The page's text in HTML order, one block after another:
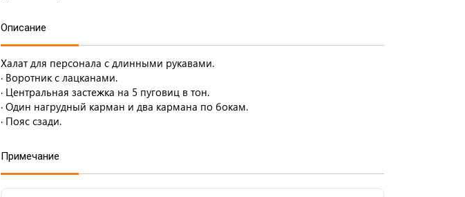
Описание
Халат для персонала с длинными рукавами.
· Воротник с лацканами.
· Центральная застежка на 5 пуговиц в тон.
· Один нагрудный карман и два кармана по бокам.
· Пояс сзади.
Примечание